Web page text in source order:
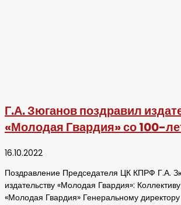
Г.А. Зюганов поздравил
«Молодая Гвардия» со 100-
16.10.2022
Поздравление Председателя ЦК КПРФ Г.А.
издательству «Молодая Гвардия»:
«Молодая Гвардия» Генеральному